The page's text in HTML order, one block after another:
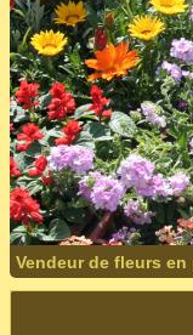
Vendeur de fleurs